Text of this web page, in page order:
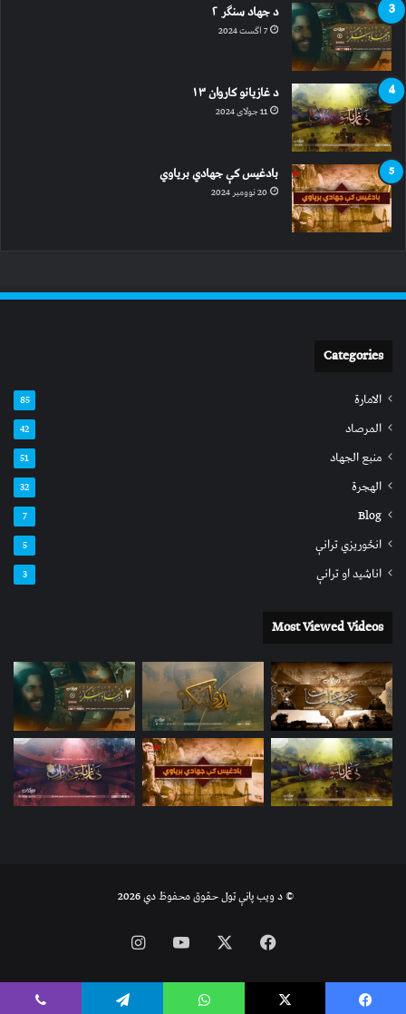
د جهاد سنګر ۲
7 اگست 2024
د غازیانو کاروان ۱۳
11 جولای 2024
بادغیس کې جهادي بریاوي
20 نوومبر 2024
Categories
الامارة 85
المرصاد 42
منبع الجهاد 51
الهجرة 32
Blog
7
انځوریزي ترانې 5
اناشید او ترانې 3
Most Viewed Videos
© د ویب پاڼې ټول حقوق محفوظ دي 2026
Facebook
YouTube
Instagram